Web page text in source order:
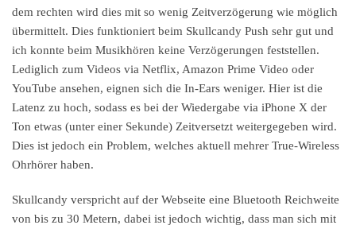
dem rechten wird dies mit so wenig Zeitverzögerung wie möglich
übermittelt. Dies funktioniert beim Skullcandy Push sehr gut und
ich konnte beim Musikhören keine Verzögerungen feststellen.
Lediglich zum Videos via Netflix, Amazon Prime Video oder
YouTube ansehen, eignen sich die In-Ears weniger. Hier ist die
Latenz zu hoch, sodass es bei der Wiedergabe via iPhone X der
Ton etwas (unter einer Sekunde) Zeitversetzt weitergegeben wird.
Dies ist jedoch ein Problem, welches aktuell mehrer True-Wireless
Ohrhörer haben.
Skullcandy verspricht auf der Webseite eine Bluetooth Reichweite
von bis zu 30 Metern, dabei ist jedoch wichtig, dass man sich mit